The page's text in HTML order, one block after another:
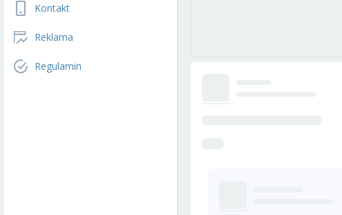
Kontakt
Reklama
Regulamin